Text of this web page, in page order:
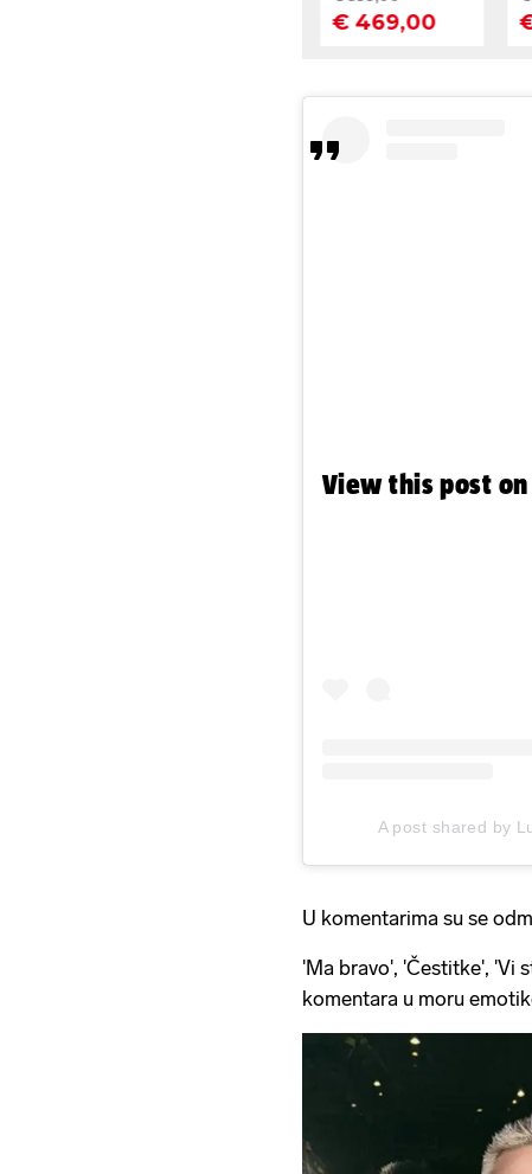
View this post
A post shared by
U komentarima su se
'Ma bravo', 'Čestitke', 'Vi
komentara u moru